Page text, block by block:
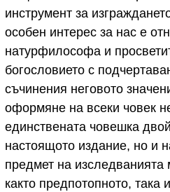
инструмент за
особен интерес за нас е
натурфилософа и
богословието с
съчинения неговото
оформяне на всеки човек
единствената човешка
настоящото издание, но и
предмет на изследванията
както предпотопното, така